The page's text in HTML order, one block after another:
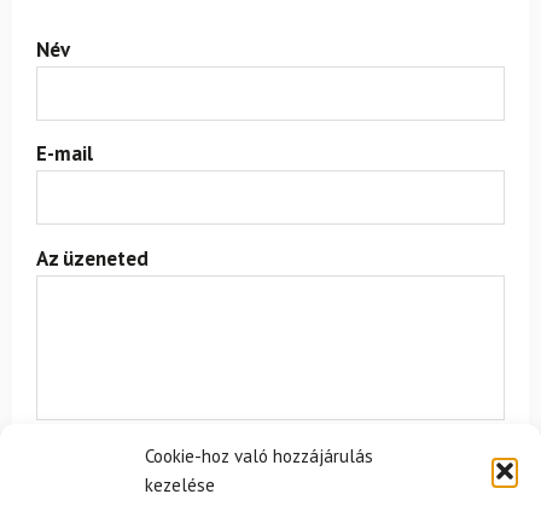
Cookie-hoz való hozzájárulás
kezelése
Név
E-mail
Az üzeneted
Egyetértek a felhasználási feltételekkel és a személyes
adatok védelmével.